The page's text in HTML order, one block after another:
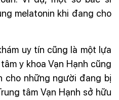
melatonin khi đang cho
uy tín cũng là một lựa
y khoa Vạn Hạnh cũng
cho những người đang bị
tâm Vạn Hạnh sở hữu